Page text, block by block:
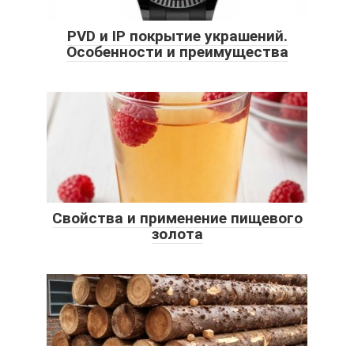
PVD и IP покрытие украшений.
Особенности и преимущества
Свойства и применение пищевого
золота